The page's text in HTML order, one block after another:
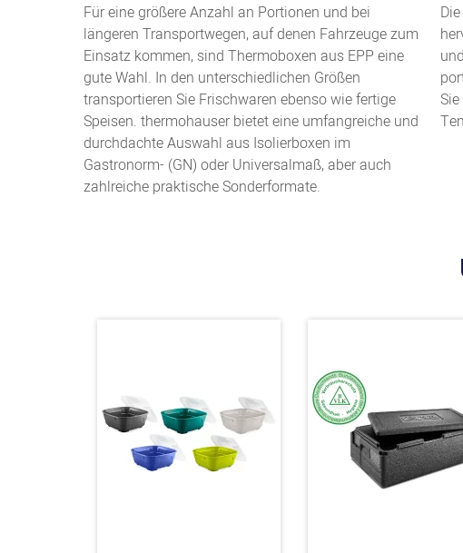
Für eine größere Anzahl an Portionen und bei
längeren Transportwegen, auf denen Fahrzeuge zum
Einsatz kommen, sind Thermoboxen aus EPP eine
gute Wahl. In den unterschiedlichen Größen
transportieren Sie Frischwaren ebenso wie fertige
Speisen. thermohauser bietet eine umfangreiche und
durchdachte Auswahl aus Isolierboxen im
Gastronorm- (GN) oder Universalmaß, aber auch
zahlreiche praktische Sonderformate.